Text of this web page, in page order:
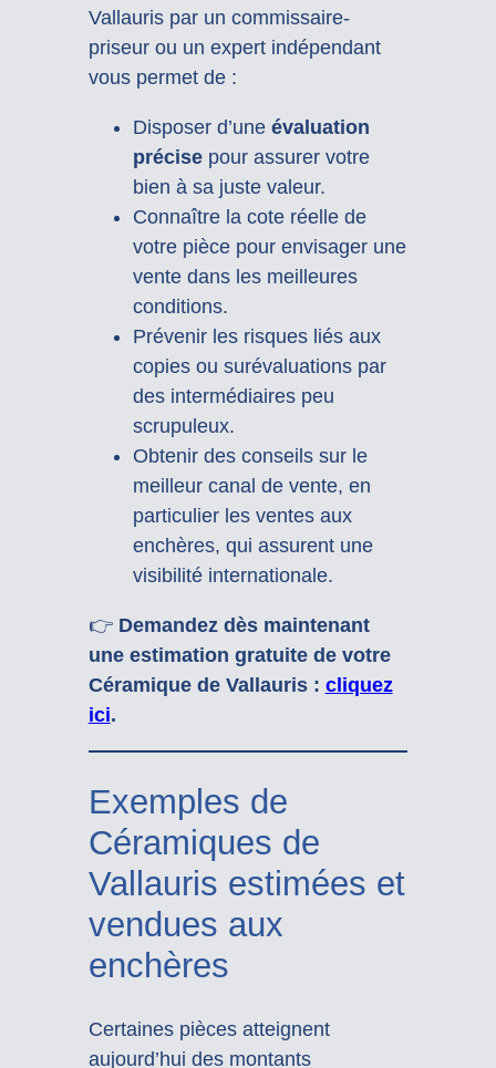
Vallauris par un commissaire-
priseur ou un expert indépendant
vous permet de :
Disposer d’une évaluation
précisepour assurer votre
bien à sa juste valeur.
Connaître la cote réelle de
votre pièce pour envisager une
vente dans les meilleures
conditions.
Prévenir les risques liés aux
copies ou surévaluations par
des intermédiaires peu
scrupuleux.
Obtenir des conseils sur le
meilleur canal de vente, en
particulier les ventes aux
enchères, qui assurent une
visibilité internationale.
👉 Demandez dès maintenant
une estimation gratuite de votre
Céramique de Vallauris : cliquez
ici.
Exemples de
Céramiques de
Vallauris estimées et
vendues aux
enchères
Certaines pièces atteignent
aujourd’hui des montants